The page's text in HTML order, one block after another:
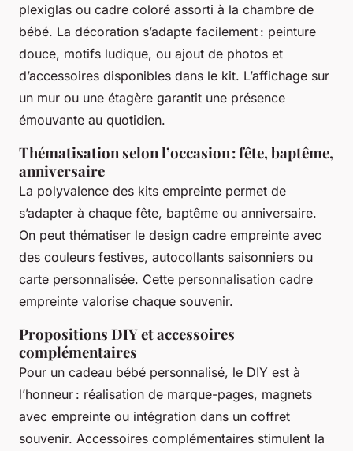
plexiglas ou cadre coloré assorti à la chambre de
bébé. La décoration s’adapte facilement : peinture
douce, motifs ludique, ou ajout de photos et
d’accessoires disponibles dans le kit. L’affichage sur
un mur ou une étagère garantit une présence
émouvante au quotidien.
Thématisation selon l’occasion : fête, baptême,
anniversaire
La polyvalence des kits empreinte permet de
s’adapter à chaque fête, baptême ou anniversaire.
On peut thématiser le design cadre empreinte avec
des couleurs festives, autocollants saisonniers ou
carte personnalisée. Cette personnalisation cadre
empreinte valorise chaque souvenir.
Propositions DIY et accessoires
complémentaires
Pour un cadeau bébé personnalisé, le DIY est à
l’honneur : réalisation de marque-pages, magnets
avec empreinte ou intégration dans un coffret
souvenir. Accessoires complémentaires stimulent la